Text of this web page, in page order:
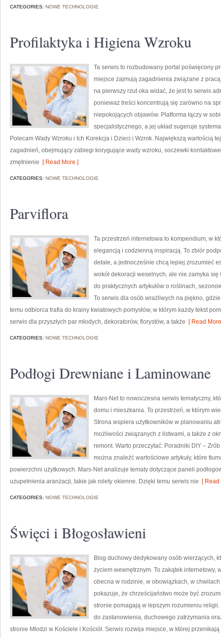
CATEGORIES: NOWE TECHNOLOGIE
Profilaktyka i Higiena Wzroku
Ta serwis to rozbudowany portal poświęcony
miejsce zajmują zagadnienia związane z
na pierwszy rzut oka widać, że jest to serwis
ponieważ treści koncentrują się zarówno na
niepokojących objawów. Platforma łączy w
specjalistycznego, a jej układ sugeruje
Polecam Wady Wzroku i Ich Korekcja i Dzieci i Wzrok. Największą wartością
zagadnień, obejmujący zabiegi korygujące wady wzroku, soczewki
zmętnienie [ Read More ]
CATEGORIES: NOWE TECHNOLOGIE
Parviflora
Ta przestrzeń internetowa to kompendium, w
elegancją i codzienną inspiracją. To zbiór
detale, a jednocześnie chcą lepiej zrozumieć
wokół dekoracji weselnych, ale nie zamyka
do praktycznych artykułów o roślinach,
To serwis dla osób wrażliwych na piękno,
temu odbiorca trafia do krainy kwiatowych pomysłów, w którym każdy tekst
serwis dla przyszłych par młodych, dekoratorów, florystów, a także [ Read
CATEGORIES: NOWE TECHNOLOGIE
Podłogi Drewniane i Laminowane
Mars-Net to nowoczesna serwis tematyczny,
domu i mieszkania. To przestrzeń, w którym
Strona wspiera użytkowników w planowaniu
możliwości związanych z listwami, a także z
remont. Warto przeczytać: Poradniki DIY –
można znaleźć wartościowe artykuły, które
powierzchni użytkowych. Mars-Net analizuje tematy dotyczące paneli
uzupełnienia aranżacji, takie jak rolety okienne. Dzięki temu serwis nie [ Read
CATEGORIES: NOWE TECHNOLOGIE
Święci i Błogosławieni
Blog duchowy dedykowany osób wierzących,
życiem wewnętrznym. To zakątek internetowy,
obecna w rodzinie, w obowiązkach, w
pokazuje, że chrześcijaństwo może być
stronie pomagają w lepszym rozumieniu
do zastanowienia, duchowego zatrzymania
stronie Młodzi w Kościele i Kościół. Serwis rozwija miejsce, w której